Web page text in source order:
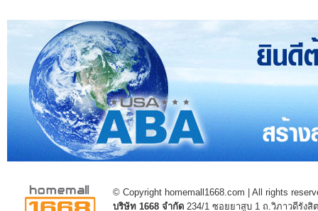
© Copyright homemall1668.com | All rights
บริษัท 1668 จำกัด 234/1 ซอยยาสูบ 1 ถ.วิภาวดีรัง